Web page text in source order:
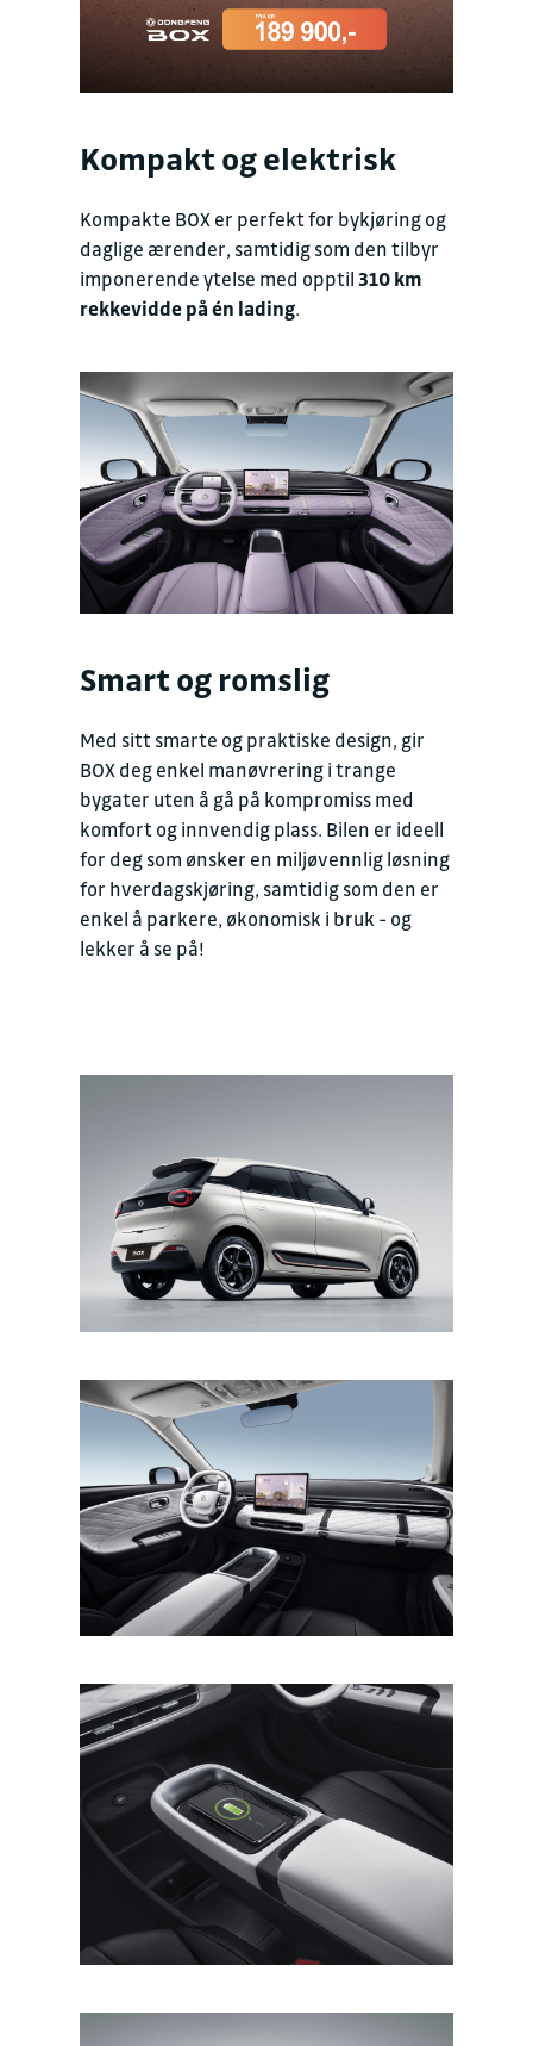
Kompakt og elektrisk
Kompakte BOX er perfekt for bykjøring og
daglige ærender, samtidig som den tilbyr
imponerende ytelse med opptil 310 km
rekkevidde på én lading.
Smart og romslig
Med sitt smarte og praktiske design, gir
BOX deg enkel manøvrering i trange
bygater uten å gå på kompromiss med
komfort og innvendig plass. Bilen er ideell
for deg som ønsker en miljøvennlig løsning
for hverdagskjøring, samtidig som den er
enkel å parkere, økonomisk i bruk - og
lekker å se på!